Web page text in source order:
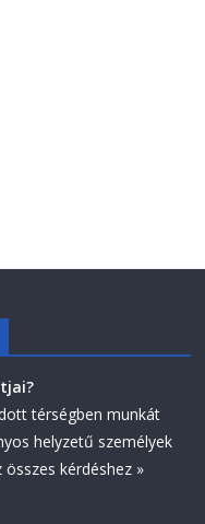
térségben munkát
helyzetű személyek
összes kérdéshez »